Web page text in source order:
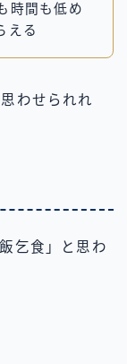
時間も低め
える
わせられれ
乞食」と思わ